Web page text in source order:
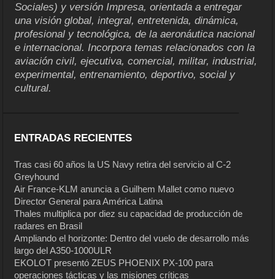
Sociales) y versión Impresa, orientada a entregar
una visión global, integral, entretenida, dinámica,
profesional y tecnológica, de la aeronáutica nacional
e internacional. Incorpora temas relacionados con la
aviación civil, ejecutiva, comercial, militar, industrial,
experimental, entrenamiento, deportivo, social y
cultural.
ENTRADAS RECIENTES
Tras casi 60 años la US Navy retira del servicio al C-2
Greyhound
Air France-KLM anuncia a Guilhem Mallet como nuevo
Director General para América Latina
Thales multiplica por diez su capacidad de producción de
radares en Brasil
Ampliando el horizonte: Dentro del vuelo de desarrollo más
largo del A350-1000ULR
EKOLOT presentó ZEUS PHOENIX PX-100 para
operaciones tácticas y las misiones críticas